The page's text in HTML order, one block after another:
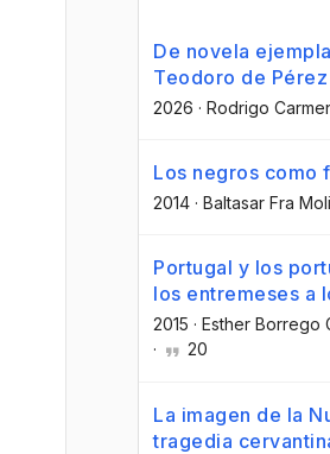
De novela
Teodoro de
2026 · Rodrigo
Los negros como
2014 · Baltasar Fra
Portugal y los
los entremeses a
2015 · Esther Borrego
·
20
La imagen de la
tragedia